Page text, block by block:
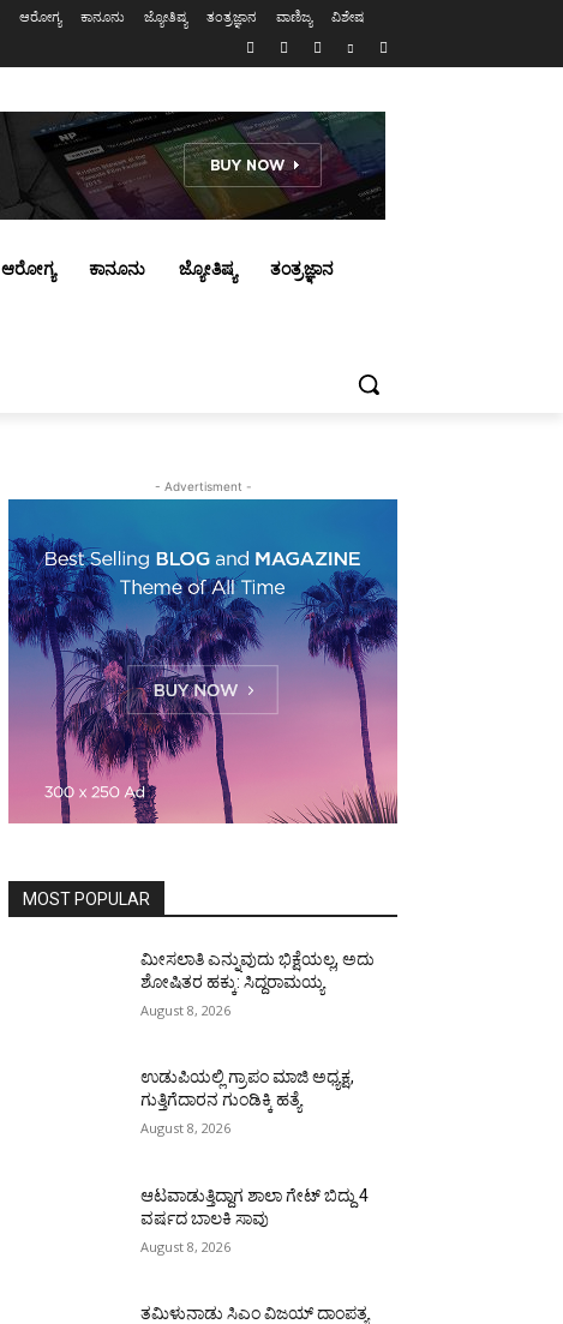
ಆರೋಗ್ಯ ಕಾನೂನು ಜ್ಯೋತಿಷ್ಯ ತಂತ್ರಜ್ಞಾನ ವಾಣಿಜ್ಯ ವಿಶೇಷ
ಆರೋಗ್ಯ ಕಾನೂನು ಜ್ಯೋತಿಷ್ಯ ತಂತ್ರಜ್ಞಾನ
- Advertisment -
MOST POPULAR
ಮೀಸಲಾತಿ ಎನ್ನುವುದು ಭಿಕ್ಷೆಯಲ್ಲ, ಅದು
ಶೋಷಿತರ ಹಕ್ಕು: ಸಿದ್ದರಾಮಯ್ಯ
August 8, 2026
ಉಡುಪಿಯಲ್ಲಿ ಗ್ರಾಪಂ ಮಾಜಿ ಅಧ್ಯಕ್ಷ,
ಗುತ್ತಿಗೆದಾರನ ಗುಂಡಿಕ್ಕಿ ಹತ್ಯೆ
August 8, 2026
ಆಟವಾಡುತ್ತಿದ್ದಾಗ ಶಾಲಾ ಗೇಟ್‌ ಬಿದ್ದು 4
ವರ್ಷದ ಬಾಲಕಿ ಸಾವು
August 8, 2026
ತಮಿಳುನಾಡು ಸಿಎಂ ವಿಜಯ್‌ ದಾಂಪತ್ಯ